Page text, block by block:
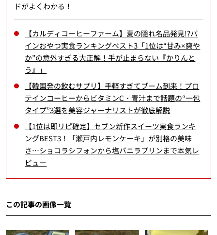
ドがよくわかる！
【カルディコーヒーファーム】夏の隠れ名品発見!?パ
インおやつ実食ランキングベスト3「1位は“甘み×爽や
か”の意外すぎる大正解！手が止まらない『かりんと
う』」
【韓国発の飲むサプリ】手軽すぎてブーム到来！プロ
テインコーヒーからビタミンC・青汁まで話題の“一包
タイプ”3選を美容ジャーナリストが徹底解説
【1位は即リピ確定】セブン新作スイーツ実食ランキ
ングBEST3！「瀬戸内レモンケーキ」が別格の美味
さ…ショコラシフォンから塩バニラプリンまで本気レ
ビュー
この記事の画像一覧